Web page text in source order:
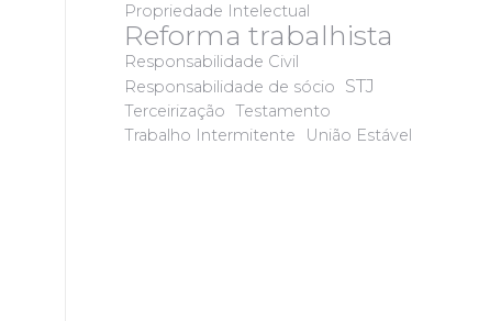
Propriedade Intelectual
Reforma trabalhista
Responsabilidade Civil
Responsabilidade de sócio
STJ
Terceirização Testamento
Trabalho Intermitente
União Estável